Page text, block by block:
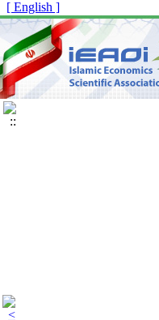
[ English ]